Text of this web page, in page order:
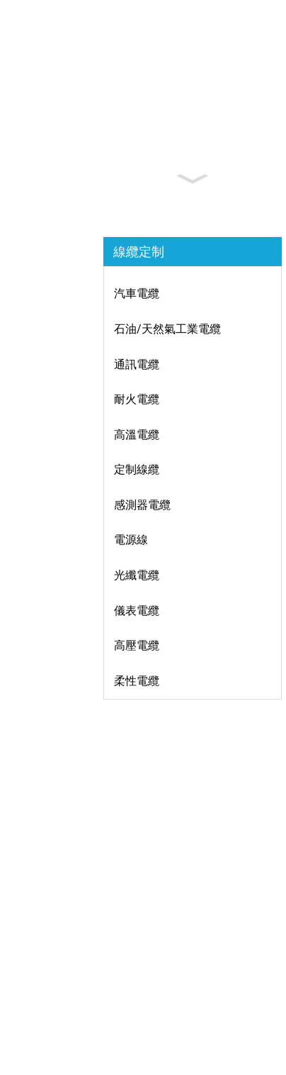
線纜定制
汽車電纜
石油/天然氣工業電纜
通訊電纜
耐火電纜
高溫電纜
定制線纜
感測器電纜
電源線
光纖電纜
儀表電纜
高壓電纜
柔性電纜